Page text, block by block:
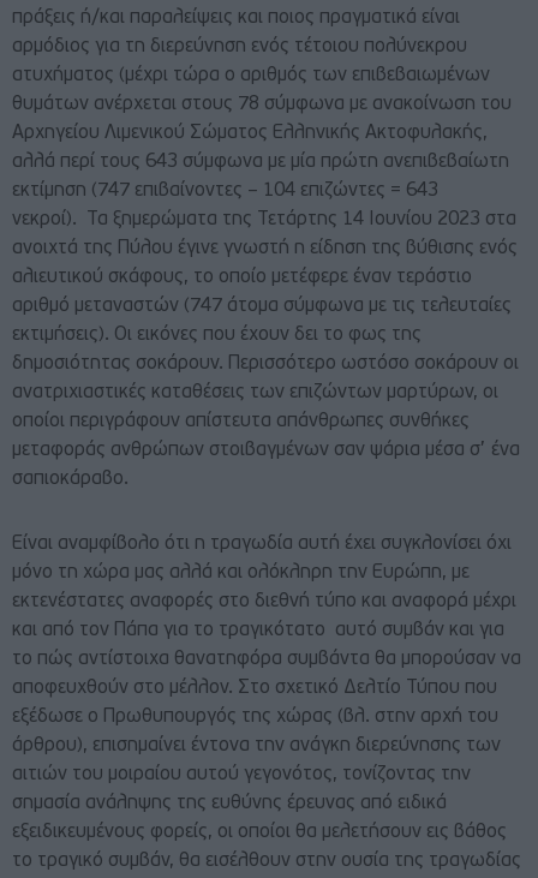
πράξεις ή/και παραλείψεις και ποιος πραγματικά είναι
αρμόδιος για τη διερεύνηση ενός τέτοιου πολύνεκρου
ατυχήματος (μέχρι τώρα ο αριθμός των επιβεβαιωμένων
θυμάτων ανέρχεται στους 78 σύμφωνα με ανακοίνωση του
Αρχηγείου Λιμενικού Σώματος Ελληνικής Ακτοφυλακής,
αλλά περί τους 643 σύμφωνα με μία πρώτη ανεπιβεβαίωτη
εκτίμηση (747 επιβαίνοντες – 104 επιζώντες = 643
νεκροί). Τα ξημερώματα της Τετάρτης 14 Ιουνίου 2023 στα
ανοιχτά της Πύλου έγινε γνωστή η είδηση της βύθισης ενός
αλιευτικού σκάφους, το οποίο μετέφερε έναν τεράστιο
αριθμό μεταναστών (747 άτομα σύμφωνα με τις τελευταίες
εκτιμήσεις). Οι εικόνες που έχουν δει το φως της
δημοσιότητας σοκάρουν. Περισσότερο ωστόσο σοκάρουν οι
ανατριχιαστικές καταθέσεις των επιζώντων μαρτύρων, οι
οποίοι περιγράφουν απίστευτα απάνθρωπες συνθήκες
μεταφοράς ανθρώπων στοιβαγμένων σαν ψάρια μέσα σ’ ένα
σαπιοκάραβο.
Είναι αναμφίβολο ότι η τραγωδία αυτή έχει συγκλονίσει όχι
μόνο τη χώρα μας αλλά και ολόκληρη την Ευρώπη, με
εκτενέστατες αναφορές στο διεθνή τύπο και αναφορά μέχρι
και από τον Πάπα για το τραγικότατο αυτό συμβάν και για
το πώς αντίστοιχα θανατηφόρα συμβάντα θα μπορούσαν να
αποφευχθούν στο μέλλον. Στο σχετικό Δελτίο Τύπου που
εξέδωσε ο Πρωθυπουργός της χώρας (βλ. στην αρχή του
άρθρου), επισημαίνει έντονα την ανάγκη διερεύνησης των
αιτιών του μοιραίου αυτού γεγονότος, τονίζοντας την
σημασία ανάληψης της ευθύνης έρευνας από ειδικά
εξειδικευμένους φορείς, οι οποίοι θα μελετήσουν εις βάθος
το τραγικό συμβάν, θα εισέλθουν στην ουσία της τραγωδίας